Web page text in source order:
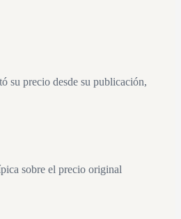
su precio desde su publicación,
sobre el precio original